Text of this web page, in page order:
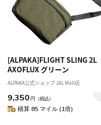
[ALPAKA]FLIGHT SLING 2L
AXOFLUX グリーン
ALPAKA公式ショップ JAL Mall店
9,350 円 （税込）
積算 85 マイル (1倍)